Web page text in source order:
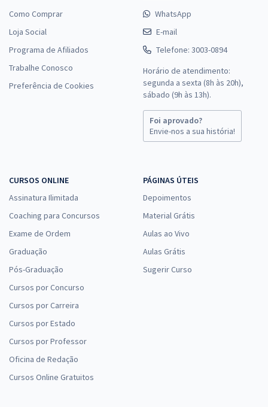
Como Comprar
Loja Social
Programa de Afiliados
Trabalhe Conosco
Preferência de Cookies
WhatsApp
E-mail
Telefone: 3003-0894
Horário de atendimento:
segunda a sexta (8h às 20h),
sábado (9h às 13h).
Foi aprovado?
Envie-nos a sua história!
CURSOS ONLINE
Assinatura Ilimitada
Coaching para Concursos
Exame de Ordem
Graduação
Pós-Graduação
Cursos por Concurso
Cursos por Carreira
Cursos por Estado
Cursos por Professor
Oficina de Redação
Cursos Online Gratuitos
PÁGINAS ÚTEIS
Depoimentos
Material Grátis
Aulas ao Vivo
Aulas Grátis
Sugerir Curso